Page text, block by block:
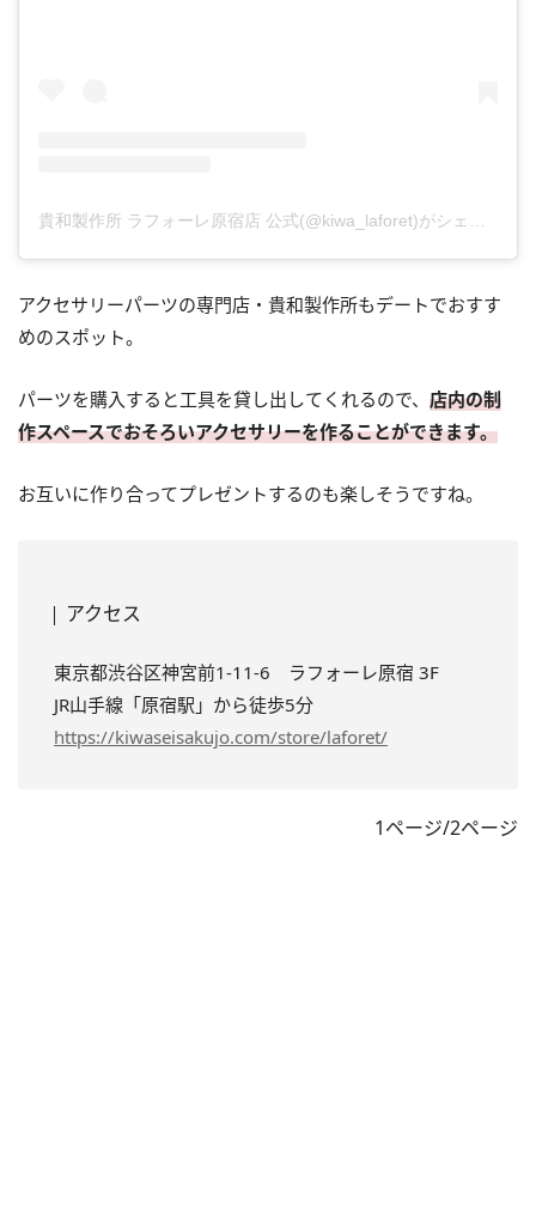
貴和製作所 ラフォーレ原宿店 公式(@kiwa_laforet)がシェアした投稿
アクセサリーパーツの専門店・貴和製作所もデートでおすす
めのスポット。
パーツを購入すると工具を貸し出してくれるので、 店内の制
作スペースでおそろいアクセサリーを作ることができます。
お互いに作り合ってプレゼントするのも楽しそうですね。
アクセス
東京都渋谷区神宮前1-11-6 ラフォーレ原宿 3F
JR山手線「原宿駅」から徒歩5分
https://kiwaseisakujo.com/store/laforet/
1ページ/2ページ